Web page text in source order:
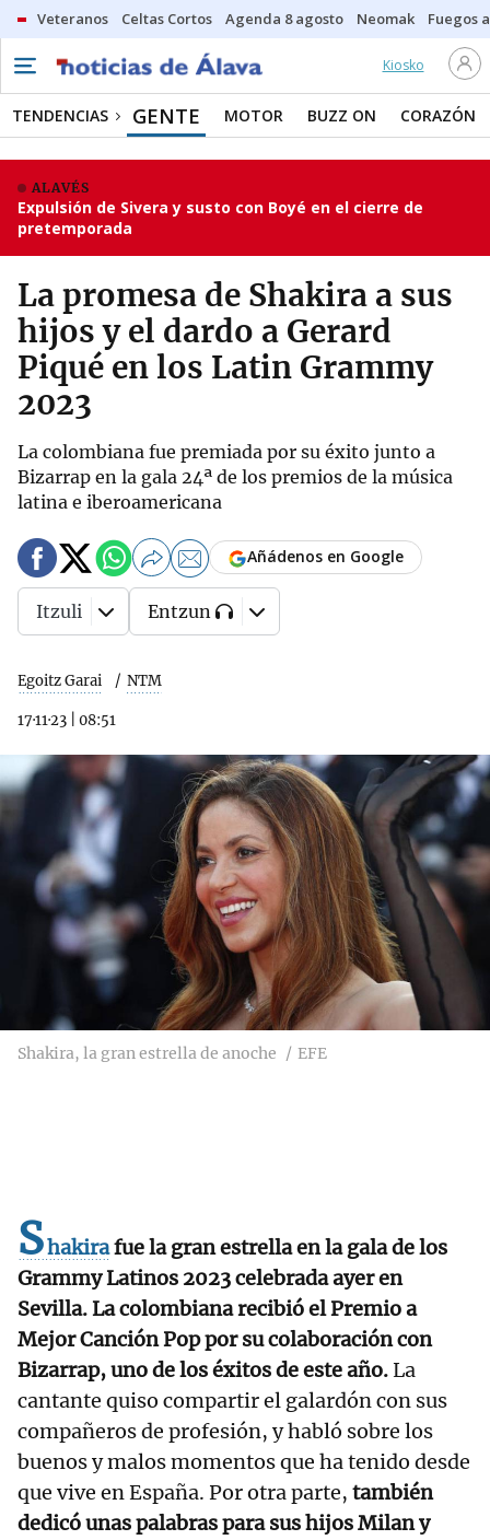
Veteranos Celtas Cortos Agenda 8 agosto Neomak Fuegos
Kiosko
TENDENCIAS GENTE MOTOR BUZZ ON CORAZÓN
ALAVÉS
Expulsión de Sivera y susto con Boyé en el cierre de
pretemporada
La promesa de Shakira a sus
hijos y el dardo a Gerard
Piqué en los Latin Grammy
2023
La colombiana fue premiada por su éxito junto a
Bizarrap en la gala 24ª de los premios de la música
latina e iberoamericana
Egoitz Garai NTM
17·11·23 08:51
Añádenos en Google
Itzuli Entzun
Shakira, la gran estrella de anoche EFE
Shakirafue la gran estrella en la gala de los
Grammy Latinos 2023 celebrada ayer en
Sevilla. La colombiana recibió el Premio a
Mejor Canción Pop por su colaboración con
Bizarrap, uno de los éxitos de este año.La
cantante quiso compartir el galardón con sus
compañeros de profesión, y habló sobre los
buenos y malos momentos que ha tenido desde
que vive en España. Por otra parte, también
dedicó unas palabras para sus hijos Milan y